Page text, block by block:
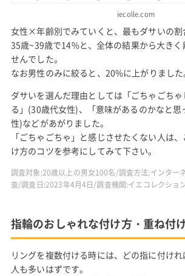
iecolle.com
女性×年齢別でみていくと、最もダサいの割
35歳~39歳で14%と、全体の結果から大きく
せんでした。
なお男性のみに絞ると、20%に上がりました
ダサいを選んだ理由としては「ごちゃごち
る」(30歳代女性)、「意味があるのかなと
性)などがあがりました。
「ごちゃごちゃ」と感じさせたくない人は
け方のコツを参考にしてみて下さい。
調査対象:20歳以上の男女100名/調査方法:インター
査/調査日:2023年4月4日/調査機関:イエコレクショ
指輪のおしゃれな付け方・重ね付
リングを複数付ける時には、どの指に付け
人も多いはずです。